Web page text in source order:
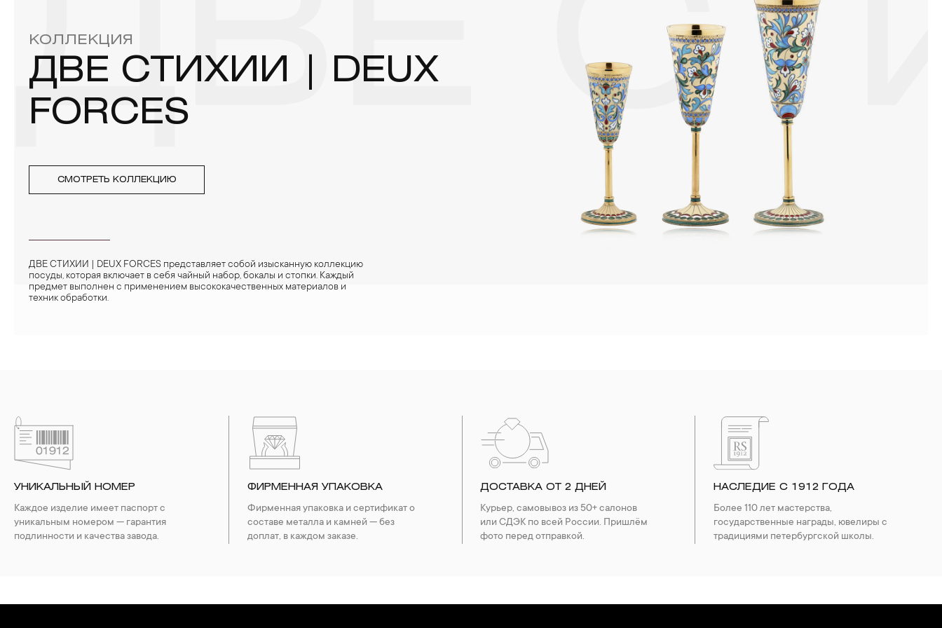
ДВЕ
КОЛЛЕКЦИЯ
ДВЕ СТИХИИ | DEUX
FORCES
СМОТРЕТЬ КОЛЛЕКЦИЮ
ДВЕ СТИХИИ | DEUX FORCES представляет собой изысканную коллекцию
посуды, которая включает в себя чайный набор, бокалы и стопки. Каждый
предмет выполнен с применением высококачественных материалов и
техник обработки.
УНИКАЛЬНЫЙ НОМЕР
Каждое изделие имеет паспорт с
уникальным номером — гарантия
подлинности и качества завода.
ФИРМЕННАЯ УПАКОВКА
Фирменная упаковка и сертификат о
составе металла и камней — без
доплат, в каждом заказе.
ДОСТАВКА ОТ 2 ДНЕЙ
Курьер, самовывоз из 50+ салонов
или СДЭК по всей России. Пришлём
фото перед отправкой.
НАСЛЕДИЕ С 1912 ГОДА
Более 110 лет мастерства,
государственные награды, ювелиры с
традициями петербургской школы.